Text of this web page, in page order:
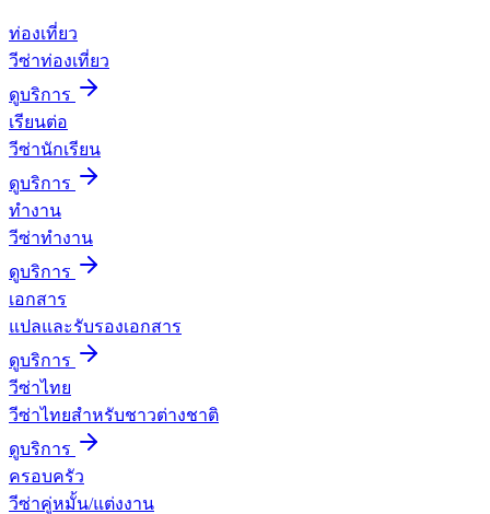
ท่องเที่ยว
วีซ่าท่องเที่ยว
ดูบริการ
เรียนต่อ
วีซ่านักเรียน
ดูบริการ
ทำงาน
วีซ่าทำงาน
ดูบริการ
เอกสาร
แปลและรับรองเอกสาร
ดูบริการ
วีซ่าไทย
วีซ่าไทยสำหรับชาวต่างชาติ
ดูบริการ
ครอบครัว
วีซ่าคู่หมั้น/แต่งงาน